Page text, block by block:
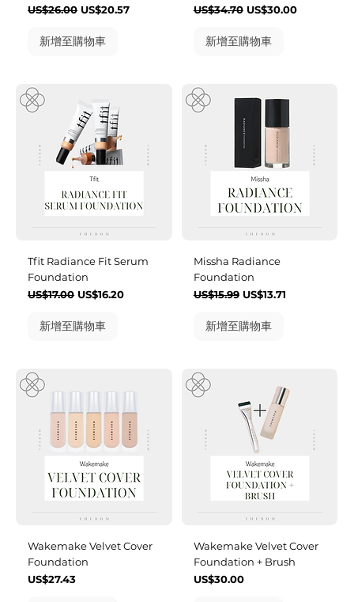
一般價格
US$26.00 促銷價格
US$20.57
新增至購物車
一般價格
US$34.70 促銷價格
US$30.00
新增至購物車
Tfit Radiance Fit Serum
Foundation
一般價格
US$17.00 促銷價格
US$16.20
新增至購物車
Missha Radiance
Foundation
一般價格
US$15.99 促銷價格
US$13.71
新增至購物車
Wakemake Velvet Cover
Foundation
價格
US$27.43
Wakemake Velvet Cover
Foundation + Brush
價格
US$30.00